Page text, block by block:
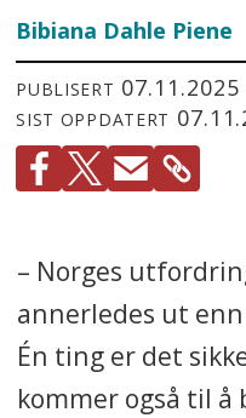
Bibiana Dahle Piene
PUBLISERT
SIST OPPDATERT
– Norges
annerledes ut
Én ting er det
kommer også til å